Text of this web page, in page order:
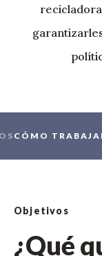
CÓMO
Objetivos
¿Qué